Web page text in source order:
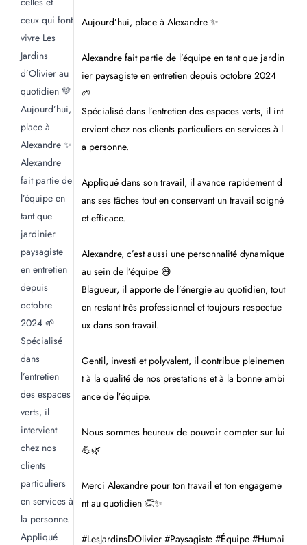
Aujourd’hui, place à Alexandre ✨
Alexandre fait partie de l’équipe en tant que jardin
ier paysagiste en entretien depuis octobre 2024
🌱
Spécialisé dans l’entretien des espaces verts, il int
ervient chez nos clients particuliers en services à l
a personne.
Appliqué dans son travail, il avance rapidement d
ans ses tâches tout en conservant un travail soigné
et efficace.
Alexandre, c’est aussi une personnalité dynamique
au sein de l’équipe 😄
Blagueur, il apporte de l’énergie au quotidien, tout
en restant très professionnel et toujours respectue
ux dans son travail.
Gentil, investi et polyvalent, il contribue pleinemen
t à la qualité de nos prestations et à la bonne ambi
ance de l’équipe.
Nous sommes heureux de pouvoir compter sur lui
💪🌿
Merci Alexandre pour ton travail et ton engageme
nt au quotidien 👏✨
#LesJardinsDOlivier #Paysagiste #Équipe #Humai